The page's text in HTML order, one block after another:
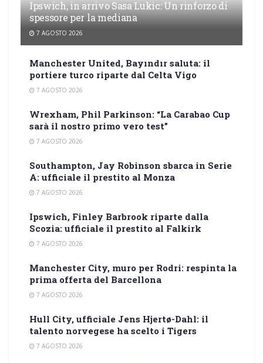
Ipswich, in arrivo Sasa Lukic: Un rinforzo di
spessore per la mediana
7 AGOSTO 2026
Manchester United, Bayındır saluta: il
portiere turco riparte dal Celta Vigo
7 AGOSTO 2026
Wrexham, Phil Parkinson: “La Carabao Cup
sarà il nostro primo vero test”
7 AGOSTO 2026
Southampton, Jay Robinson sbarca in Serie
A: ufficiale il prestito al Monza
7 AGOSTO 2026
Ipswich, Finley Barbrook riparte dalla
Scozia: ufficiale il prestito al Falkirk
7 AGOSTO 2026
Manchester City, muro per Rodri: respinta la
prima offerta del Barcellona
7 AGOSTO 2026
Hull City, ufficiale Jens Hjertø-Dahl: il
talento norvegese ha scelto i Tigers
7 AGOSTO 2026